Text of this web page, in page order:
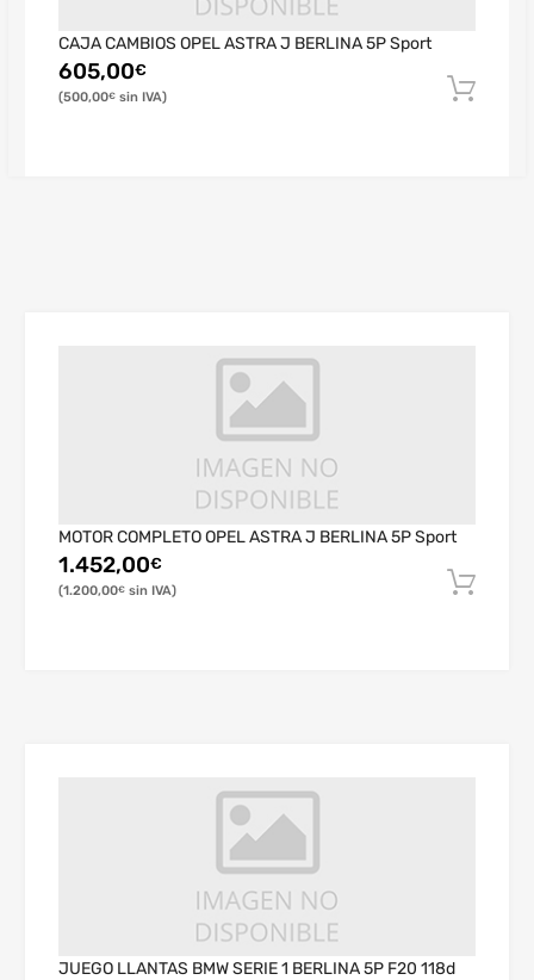
CAJA CAMBIOS OPEL ASTRA J BERLINA 5P Sport
605,00€
500,00€
MOTOR COMPLETO OPEL ASTRA J BERLINA 5P Sport
1.452,00€
1.200,00€
JUEGO LLANTAS BMW SERIE 1 BERLINA 5P F20 118d